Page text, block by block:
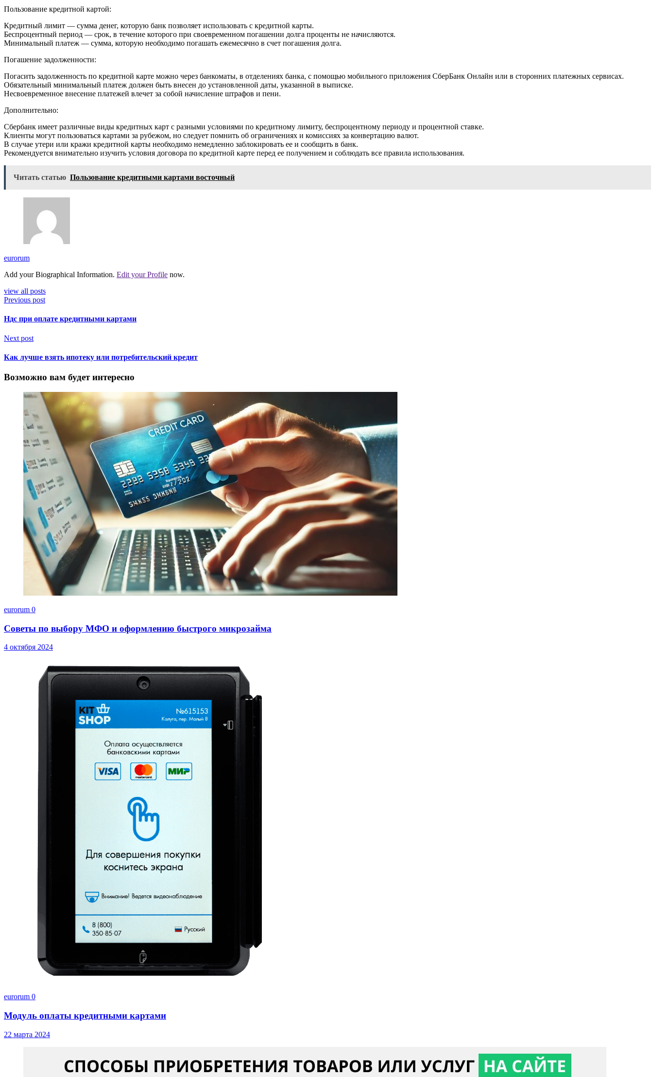
Пользование кредитной картой:
Кредитный лимит — сумма денег, которую банк позволяет использовать с кредитной карты.
Беспроцентный период — срок, в течение которого при своевременном погашении долга проценты не начисляются.
Минимальный платеж — сумма, которую необходимо погашать ежемесячно в счет погашения долга.
Погашение задолженности:
Погасить задолженность по кредитной карте можно через банкоматы, в отделениях банка, с помощью мобильного приложения СберБанк Онлайн или в сторонних платежных сервисах.
Обязательный минимальный платеж должен быть внесен до установленной даты, указанной в выписке.
Несвоевременное внесение платежей влечет за собой начисление штрафов и пени.
Дополнительно:
Сбербанк имеет различные виды кредитных карт с разными условиями по кредитному лимиту, беспроцентному периоду и процентной ставке.
Клиенты могут пользоваться картами за рубежом, но следует помнить об ограничениях и комиссиях за конвертацию валют.
В случае утери или кражи кредитной карты необходимо немедленно заблокировать ее и сообщить в банк.
Рекомендуется внимательно изучить условия договора по кредитной карте перед ее получением и соблюдать все правила использования.
Читать статью Пользование кредитными картами восточный
eurorum
Add your Biographical Information. Edit your Profile now.
view all posts
Previous post
Ндс при оплате кредитными картами
Next post
Как лучше взять ипотеку или потребительский кредит
Возможно вам будет интересно
eurorum 0
Советы по выбору МФО и оформлению быстрого микрозайма
4 октября 2024
eurorum 0
Модуль оплаты кредитными картами
22 марта 2024